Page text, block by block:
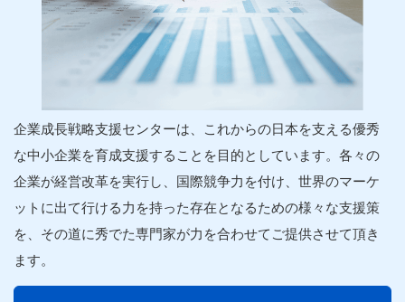
企業成長戦略支援センターは、これからの日本を支える優秀
な中小企業を育成支援することを目的としています。各々の
企業が経営改革を実行し、国際競争力を付け、世界のマーケ
ットに出て行ける力を持った存在となるための様々な支援策
を、その道に秀でた専門家が力を合わせてご提供させて頂き
ます。